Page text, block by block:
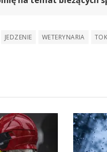
JEDZENIE WETERYNARIA